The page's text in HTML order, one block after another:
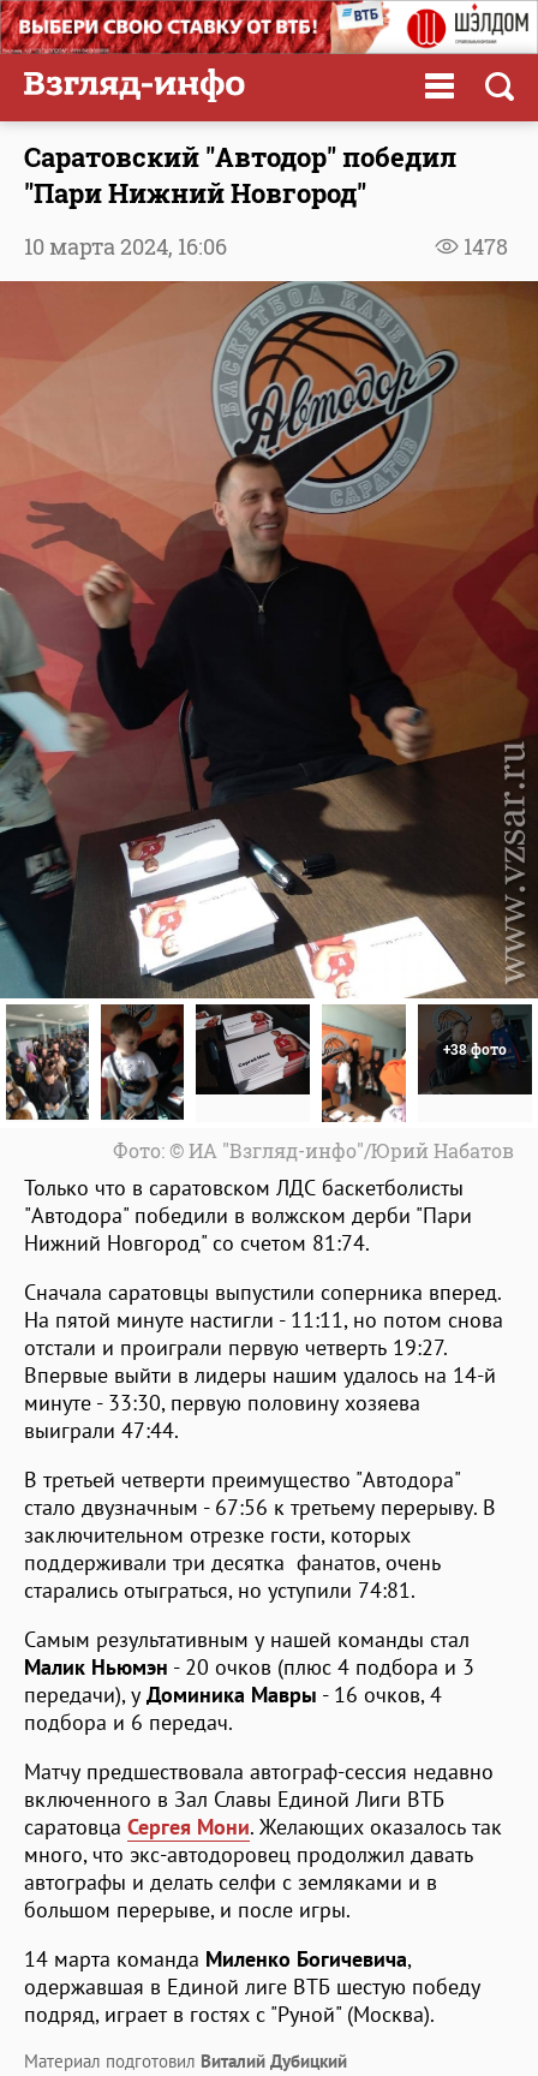
Саратовский "Автодор" победил
"Пари Нижний Новгород"
1478
10 марта 2024, 16:06
+38 фото
Фото: © ИА "Взгляд-инфо"/Юрий Набатов
Только что в саратовском ЛДС баскетболисты
"Автодора" победили в волжском дерби "Пари
Нижний Новгород" со счетом 81:74.
Сначала саратовцы выпустили соперника вперед.
На пятой минуте настигли - 11:11, но потом снова
отстали и проиграли первую четверть 19:27.
Впервые выйти в лидеры нашим удалось на 14-й
минуте - 33:30, первую половину хозяева
выиграли 47:44.
В третьей четверти преимущество "Автодора"
стало двузначным - 67:56 к третьему перерыву. В
заключительном отрезке гости, которых
поддерживали три десятка фанатов, очень
старались отыграться, но уступили 74:81.
Самым результативным у нашей команды стал
Малик Ньюмэн - 20 очков (плюс 4 подбора и 3
передачи), у Доминика Мавры - 16 очков, 4
подбора и 6 передач.
Матчу предшествовала автограф-сессия недавно
включенного в Зал Славы Единой Лиги ВТБ
саратовца Сергея Мони. Желающих оказалось так
много, что экс-автодоровец продолжил давать
автографы и делать селфи с земляками и в
большом перерыве, и после игры.
14 марта команда Миленко Богичевича,
одержавшая в Единой лиге ВТБ шестую победу
подряд, играет в гостях с "Руной" (Москва).
Материал подготовил Виталий Дубицкий